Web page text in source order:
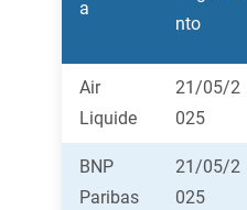
a
nto
Air
Liquide
21/05/2
025
BNP
Paribas
21/05/2
025